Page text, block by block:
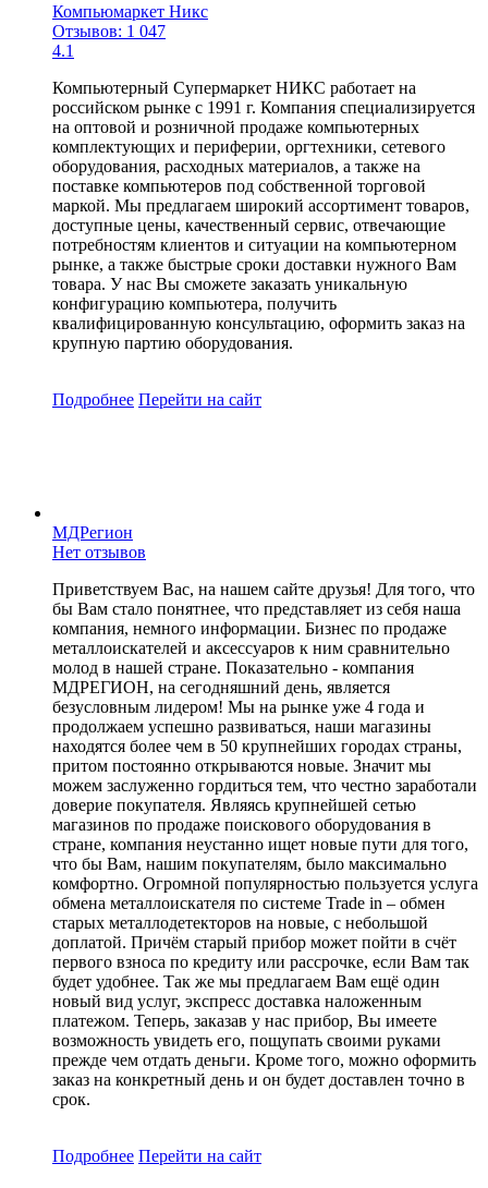
Компьюмаркет Никс
Отзывов: 1 047
4.1
Компьютерный Супермаркет НИКС работает на
российском рынке с 1991 г. Компания специализируется
на оптовой и розничной продаже компьютерных
комплектующих и периферии, оргтехники, сетевого
оборудования, расходных материалов, а также на
поставке компьютеров под собственной торговой
маркой. Мы предлагаем широкий ассортимент товаров,
доступные цены, качественный сервис, отвечающие
потребностям клиентов и ситуации на компьютерном
рынке, а также быстрые сроки доставки нужного Вам
товара. У нас Вы сможете заказать уникальную
конфигурацию компьютера, получить
квалифицированную консультацию, оформить заказ на
крупную партию оборудования.
Подробнее Перейти на сайт
МДРегион
Нет отзывов
Приветствуем Вас, на нашем сайте друзья! Для того, что
бы Вам стало понятнее, что представляет из себя наша
компания, немного информации. Бизнес по продаже
металлоискателей и аксессуаров к ним сравнительно
молод в нашей стране. Показательно - компания
МДРЕГИОН, на сегодняшний день, является
безусловным лидером! Мы на рынке уже 4 года и
продолжаем успешно развиваться, наши магазины
находятся более чем в 50 крупнейших городах страны,
притом постоянно открываются новые. Значит мы
можем заслуженно гордиться тем, что честно заработали
доверие покупателя. Являясь крупнейшей сетью
магазинов по продаже поискового оборудования в
стране, компания неустанно ищет новые пути для того,
что бы Вам, нашим покупателям, было максимально
комфортно. Огромной популярностью пользуется услуга
обмена металлоискателя по системе Trade in – обмен
старых металлодетекторов на новые, с небольшой
доплатой. Причём старый прибор может пойти в счёт
первого взноса по кредиту или рассрочке, если Вам так
будет удобнее. Так же мы предлагаем Вам ещё один
новый вид услуг, экспресс доставка наложенным
платежом. Теперь, заказав у нас прибор, Вы имеете
возможность увидеть его, пощупать своими руками
прежде чем отдать деньги. Кроме того, можно оформить
заказ на конкретный день и он будет доставлен точно в
срок.
Подробнее Перейти на сайт